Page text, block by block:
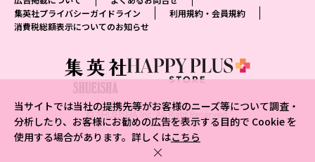
当サイトでは当社の提携先等がお客様のニーズ等について調査・
分析したり、お客様にお勧めの広告を表示する目的で Cookie を
使用する場合があります。詳しくはこちら
S-MANGA
集英社コミック文庫
ヤングジャンプ定期購読デジタル
となりのヤングジャンプ
グランドジャンプ
ウルトラジャンプ
マーガレット
別冊マーガレット
リマコミ
マンガMeets
マンガMee公式サイト
リマコミ
office YOU
T JAPAN
MEN'S NON-NO
集英社オンライン
アジア人物史
集英社新書プラス - 知の水先案内人
kotoba
情報・知識＆オピニオン imidas
集英社Webマガジン コバルト
集英社の児童図書 S-KIDS.LAND
SHUEISHA VOX
LEEマルシェ
eclat premium
mirabella homme
zakka market
集英社プライバシーガイドライン
利用規約・会員規約
消費税総額表示についてのお知らせ
© SHUEISHA Inc. All Right Reserved.